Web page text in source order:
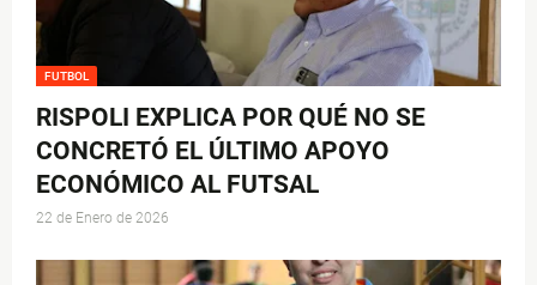
FUTBOL
RISPOLI EXPLICA POR QUÉ NO SE
CONCRETÓ EL ÚLTIMO APOYO
ECONÓMICO AL FUTSAL
22 de Enero de 2026